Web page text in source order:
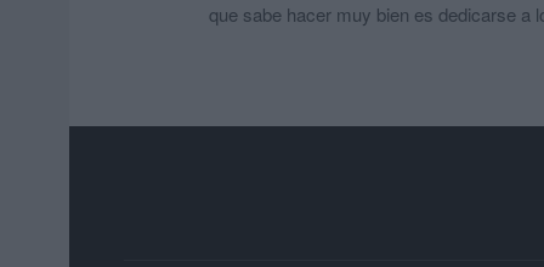
que sabe hacer muy bien es dedicarse a